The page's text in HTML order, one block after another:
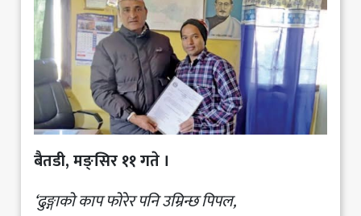
अन्य
बैतडी, मङ्सिर ११ गते ।
‘ढुङ्गाको काप फोरेर पनि उम्रिन्छ पिपल,